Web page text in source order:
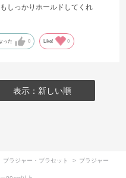
しっかりホールドしてくれ
った 0 Like! 0
表示：新しい順
ブラジャー・ブラセット > ブラジャー